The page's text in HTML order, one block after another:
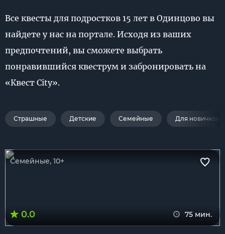
Все квесты для подростков 15 лет в Одинцово вы
найдете у нас на портале. Исходя из ваших
предпочтений, вы сможете выбрать
понравившийся квеструм и забронировать на
«Квест City».
Страшные Детские Семейные Для новичков
Семейные, 10+
0.0 75 мин.